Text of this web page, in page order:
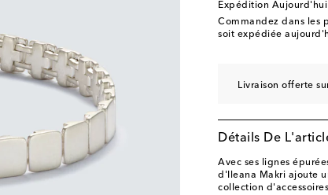
Expédition Aujourd'hui
Commandez dans les
soit expédiée
Livraison offerte
Détails De
Avec ses lignes
d'Ileana Makri ajoute
collection